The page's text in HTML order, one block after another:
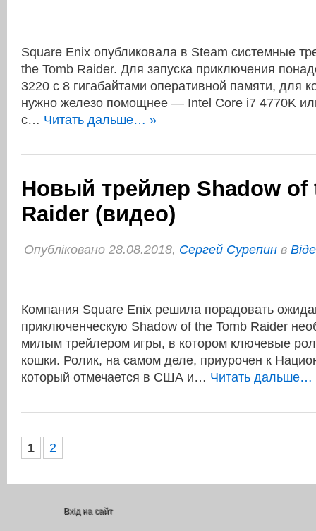
Square Enix опубликовала в Steam системные
the Tomb Raider. Для запуска приключения
3220 с 8 гигабайтами оперативной памяти, для
нужно железо помощнее — Intel Core i7 4770K
с… Читать дальше… »
Новый трейлер Shadow of
Raider (видео)
Опубліковано 28.08.2018, Сергей Сурепин в
Компания Square Enix решила порадовать
приключенческую Shadow of the Tomb Raider
милым трейлером игры, в котором ключевые
кошки. Ролик, на самом деле, приурочен к
который отмечается в США и… Читать дальше…
1 2
Вхід на сайт